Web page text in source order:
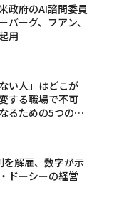
政府のAI諮問委員
バーグ、フアン、
用
い人」はどこが
する職場で不可
るための5つの具
を解雇、数字が示
ドーシーの経営